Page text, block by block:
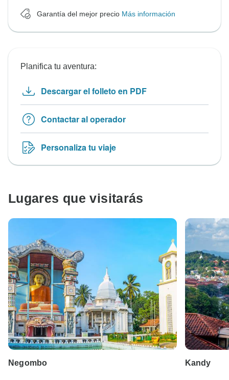
Garantía del mejor precio Más información
Planifica tu aventura:
Descargar el folleto en PDF
Contactar al operador
Personaliza tu viaje
Lugares que visitarás
Negombo Kandy